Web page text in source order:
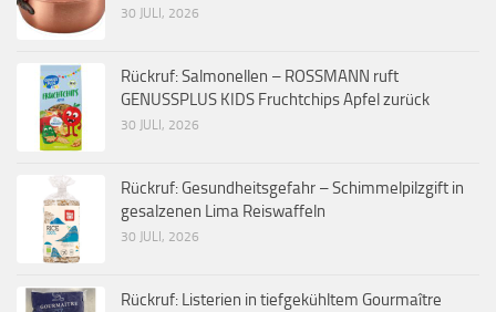
30 JULI, 2026
Rückruf: Salmonellen – ROSSMANN ruft
GENUSSPLUS KIDS Fruchtchips Apfel zurück
30 JULI, 2026
Rückruf: Gesundheitsgefahr – Schimmelpilzgift in
gesalzenen Lima Reiswaffeln
30 JULI, 2026
Rückruf: Listerien in tiefgekühltem Gourmaître